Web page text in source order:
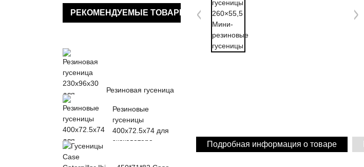
РЕКОМЕНДУЕМЫЕ ТОВАРЫ
Резиновая гусеница
KUBOTA K013 K015
KN36 KH0...
Резиновые
гусеницы
400x72.5x74 для
экскаватора
Подробная информация о товаре